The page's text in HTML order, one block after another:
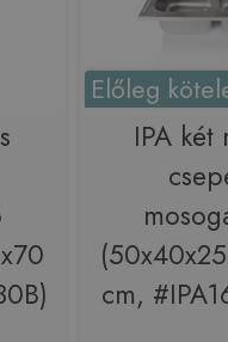
Előleg
IPA két
cm,